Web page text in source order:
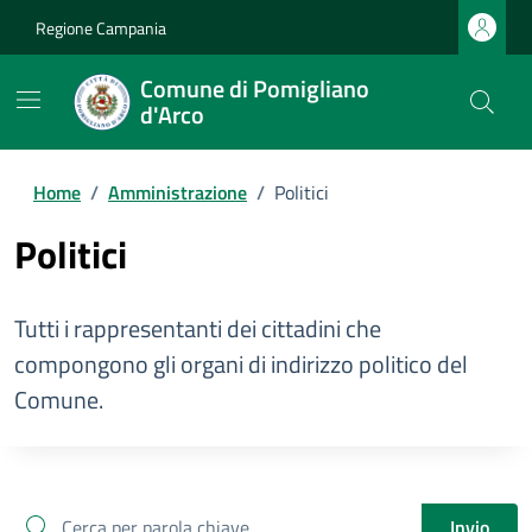
Regione Campania
Comune di Pomigliano
d'Arco
Home / Amministrazione / Politici
Politici
Tutti i rappresentanti dei cittadini che
compongono gli organi di indirizzo politico del
Comune.
cerca